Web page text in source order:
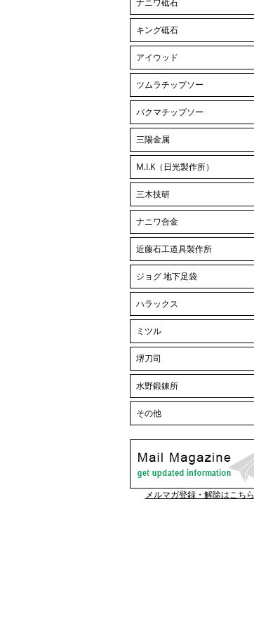
ナニワ砥石
キング砥石
アイウッド
ツムラチップソー
バクマチップソー
三陽金属
M.I.K（日光製作所）
三木技研
ナニワ合金
近藤石工道具製作所
ジョグ 地下足袋
ハラックス
ミツル
堺刀司
水野鍛錬所
その他
メルマガ登録・解除はこちら